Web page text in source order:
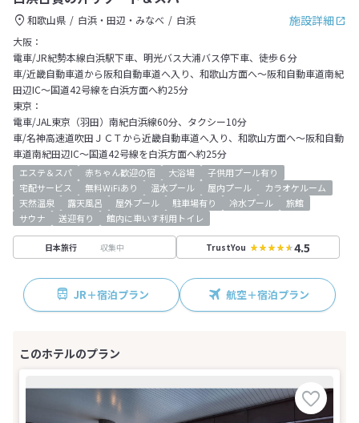
施設詳細
和歌山県 白浜・田辺・みなべ
白浜
大阪：
電車/JR紀勢本線白浜駅下車、明光バス大浦バス停下車、徒歩６分
車/近畿自動車道から阪和自動車道へ入り、和歌山方面へ～阪和自動車道南紀
田辺IC～国道42号線を白浜方面へ約25分
東京：
電車/JAL東京（羽田）南紀白浜線60分、タクシー10分
車/名神高速道吹田ＪＣＴから近畿自動車道へ入り、和歌山方面へ～阪和自動
車道南紀田辺IC～国道42号線を白浜方面へ約25分
エステ＆スパ 赤ちゃん歓迎の宿 大浴場
子供用プール有り
宅配サービス
無料WiFiあり 温水プール 屋内プール
カラオケルーム
天然温泉
露天風呂 屋外プール 駐車場有り 冷水プール
旅館
サウナ
送迎有り 館内に車いす利用トイレ
日本旅行 収集中 TrustYou 4.5
JR＋宿泊プラン 航空＋宿泊プラン